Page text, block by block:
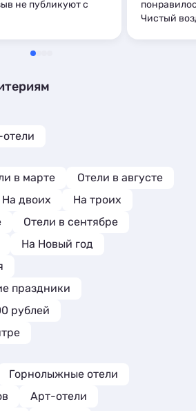
не публикуют с
Чистый
отели
в марте
Отели в августе
На двоих
На троих
Отели в сентябре
На Новый год
праздники
рублей
Горнолыжные отели
Арт-отели